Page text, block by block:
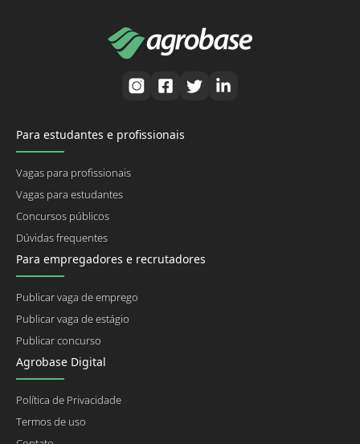
Para estudantes e profissionais
Vagas para profissionais
Vagas para estudantes
Concursos públicos
Dúvidas frequentes
Para empregadores e recrutadores
Publicar vaga de emprego
Publicar vaga de estágio
Publicar concurso
Agrobase Digital
Política de Privacidade
Termos de uso